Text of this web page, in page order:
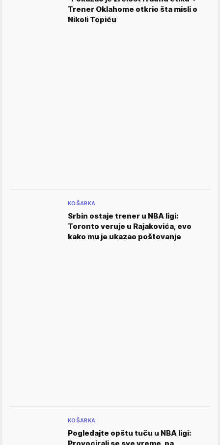
Trener Oklahome otkrio šta misli o
Nikoli Topiću
KOŠARKA
Srbin ostaje trener u NBA ligi:
Toronto veruje u Rajakovića, evo
kako mu je ukazao poštovanje
KOŠARKA
Pogledajte opštu tuču u NBA ligi: